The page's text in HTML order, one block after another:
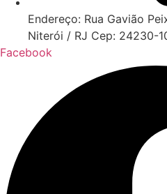
Endereço: Rua Gavião
Niterói / RJ Cep: 24230-
Facebook